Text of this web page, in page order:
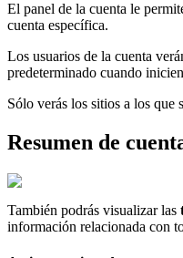
El panel de la cuenta le
cuenta específica.
Los usuarios de la cuenta
predeterminado cuando
Sólo verás los sitios a los que
Resumen de
También podrás visualizar las
información relacionada con